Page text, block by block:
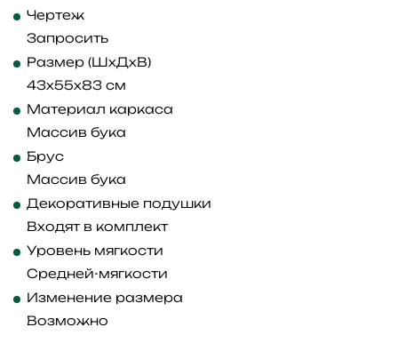
Чертеж
Запросить
Размер (ШхДхВ)
43x55x83 см
Материал каркаса
Массив бука
Брус
Массив бука
Декоративные подушки
Входят в комплект
Уровень мягкости
Средней-мягкости
Изменение размера
Возможно